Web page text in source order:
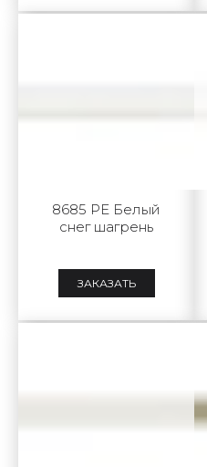
8685 PE Белый
снег шагрень
ЗАКАЗАТЬ